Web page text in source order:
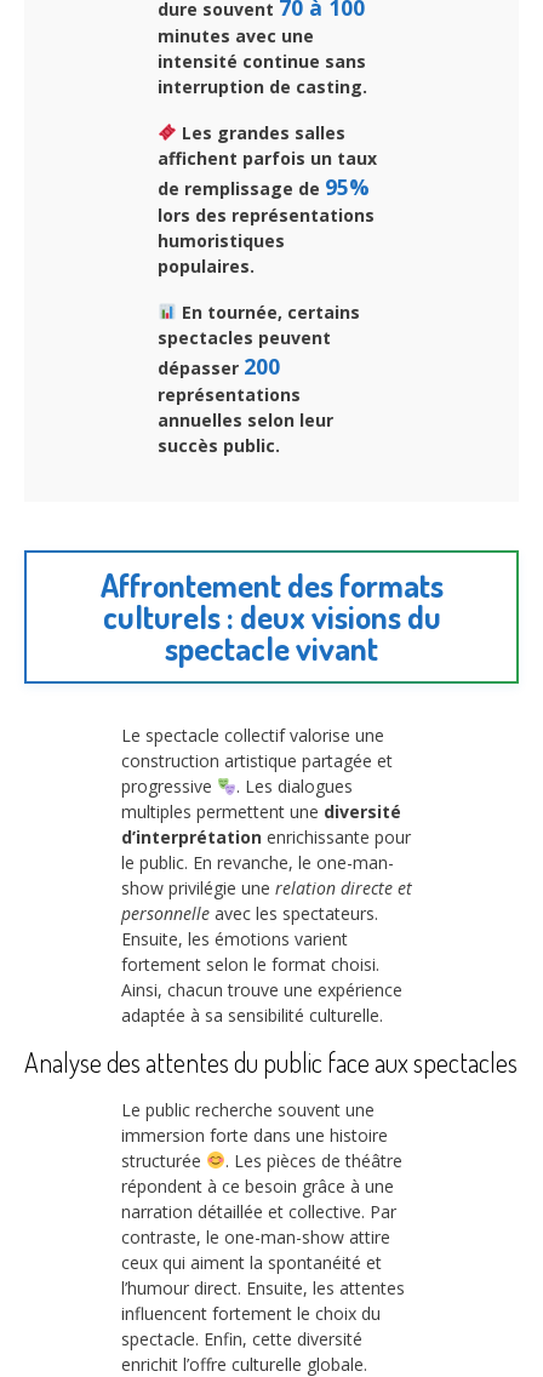
dure souvent 70 à 100
minutes avec une
intensité continue sans
interruption de casting.
Les grandes salles
affichent parfois un taux
de remplissage de 95%
lors des représentations
humoristiques
populaires.
En tournée, certains
spectacles peuvent
dépasser 200
représentations
annuelles selon leur
succès public.
Affrontement des formats
culturels : deux visions du
spectacle vivant
Le spectacle collectif valorise une
construction artistique partagée et
progressive
. Les dialogues
multiples permettent une diversité
d’interprétation enrichissante pour
le public. En revanche, le one-man-
show privilégie une relation directe et
personnelle avec les spectateurs.
Ensuite, les émotions varient
fortement selon le format choisi.
Ainsi, chacun trouve une expérience
adaptée à sa sensibilité culturelle.
Analyse des attentes du public face aux spectacles
Le public recherche souvent une
immersion forte dans une histoire
structurée
. Les pièces de théâtre
répondent à ce besoin grâce à une
narration détaillée et collective. Par
contraste, le one-man-show attire
ceux qui aiment la spontanéité et
l’humour direct. Ensuite, les attentes
influencent fortement le choix du
spectacle. Enfin, cette diversité
enrichit l’offre culturelle globale.